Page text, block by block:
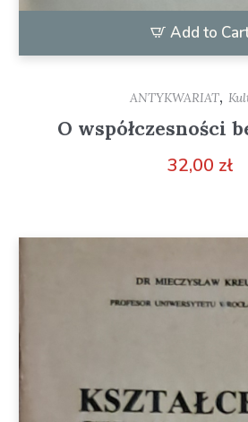
Add to
ANTYKWARIAT,
O współczesności
32,00 zł